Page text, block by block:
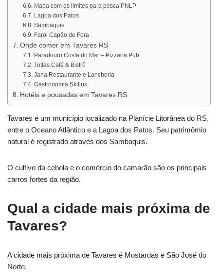
Mapa com os limites para pesca PNLP
Lagoa dos Patos
Sambaquis
Farol Capão de Fora
Onde comer em Tavares RS
Paradouro Costa do Mar – Pizzaria Pub
Tottas Café & Bistrô
Jana Restaurante e Lancheria
Gastronomia Skillus
Hotéis e pousadas em Tavares RS
Tavares é um município localizado na Planície Litorânea do RS,
entre o Oceano Atlântico e a Lagoa dos Patos. Seu patrimômio
natural é registrado através dos Sambaquis.
O cultivo da cebola e o comércio do camarão são os principais
carros fortes da região.
Qual a cidade mais próxima de
Tavares?
A cidade mais próxima de Tavares é Mostardas e São José do
Norte.